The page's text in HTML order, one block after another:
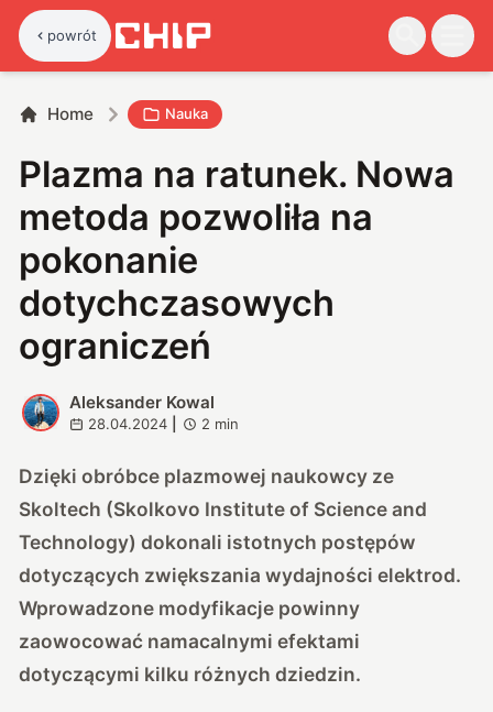
powrót
Home Nauka
Plazma na ratunek. Nowa
metoda pozwoliła na
pokonanie
dotychczasowych
ograniczeń
A
Aleksander Kowal
28.04.2024 2 min
Dzięki obróbce plazmowej naukowcy ze
Skoltech (Skolkovo Institute of Science and
Technology) dokonali istotnych postępów
dotyczących zwiększania wydajności elektrod.
Wprowadzone modyfikacje powinny
zaowocować namacalnymi efektami
dotyczącymi kilku różnych dziedzin.